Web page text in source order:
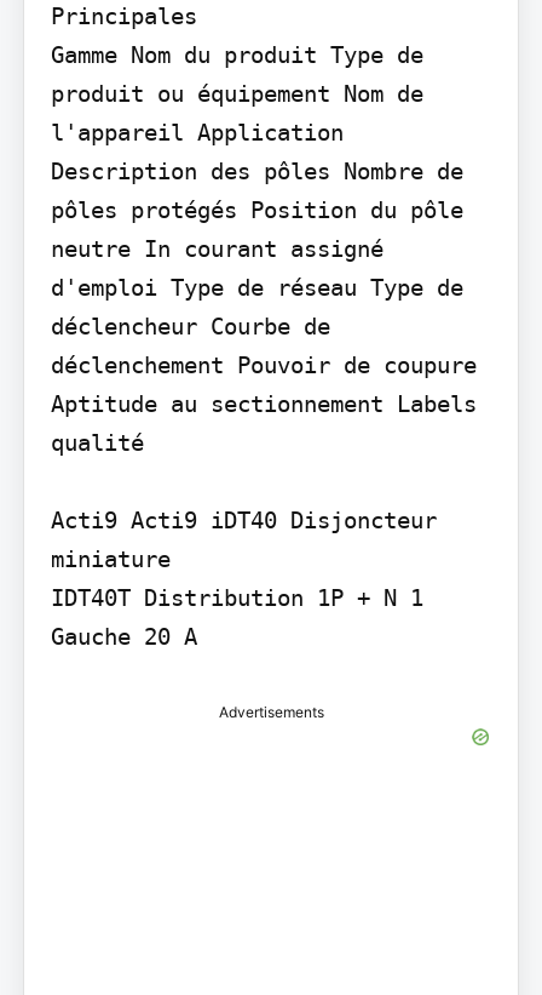
Principales
Gamme Nom du produit Type de
produit ou équipement Nom de
l'appareil Application
Description des pôles Nombre de
pôles protégés Position du pôle
neutre In courant assigné
d'emploi Type de réseau Type de
déclencheur Courbe de
déclenchement Pouvoir de coupure
Aptitude au sectionnement Labels
qualité
Acti9 Acti9 iDT40 Disjoncteur
miniature
IDT40T Distribution 1P + N 1
Gauche 20 A
Advertisements